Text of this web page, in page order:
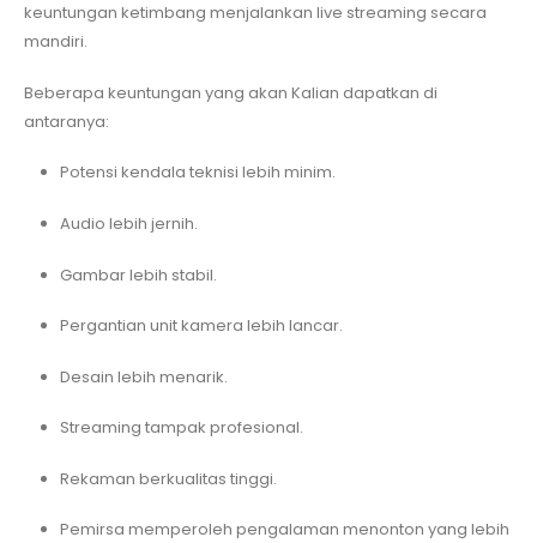
keuntungan ketimbang menjalankan live streaming secara
mandiri.
Beberapa keuntungan yang akan Kalian dapatkan di
antaranya:
Potensi kendala teknisi lebih minim.
Audio lebih jernih.
Gambar lebih stabil.
Pergantian unit kamera lebih lancar.
Desain lebih menarik.
Streaming tampak profesional.
Rekaman berkualitas tinggi.
Pemirsa memperoleh pengalaman menonton yang lebih